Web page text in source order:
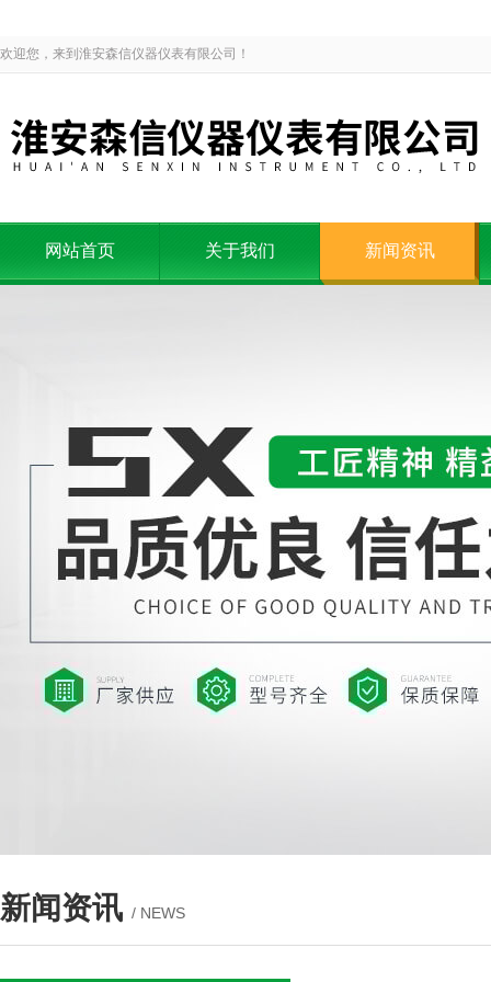
欢迎您，来到淮安森信仪器仪表有限公司！
网站首页 关于我们 新闻资讯
新闻资讯 / NEWS